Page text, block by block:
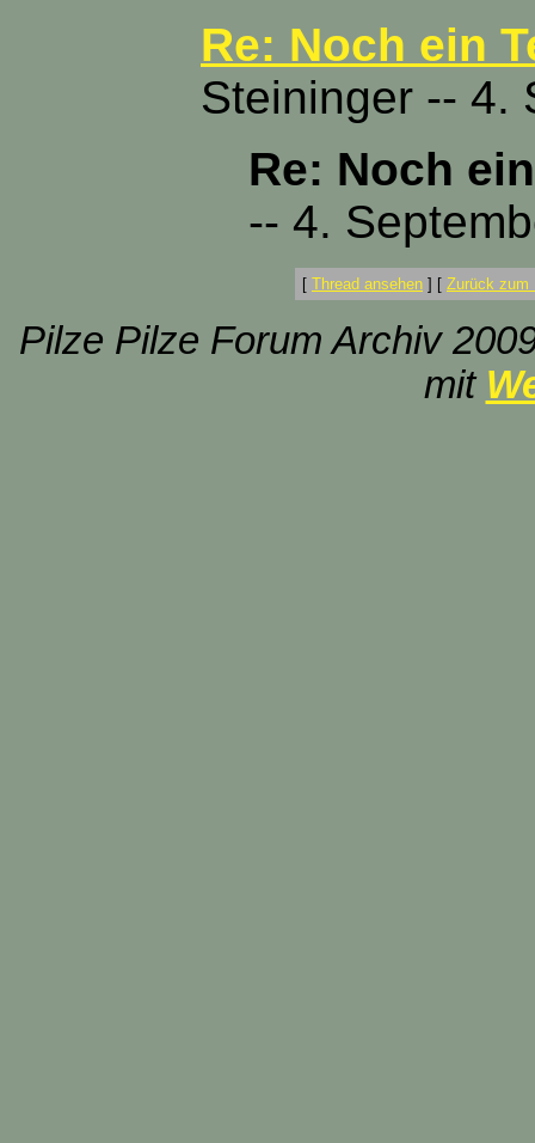
Re: Noch ein
Steininger -- 4.
Re: Noch
-- 4.
[ Thread ansehen ] [ Zurück zum
Pilze Pilze Forum Archiv
mit